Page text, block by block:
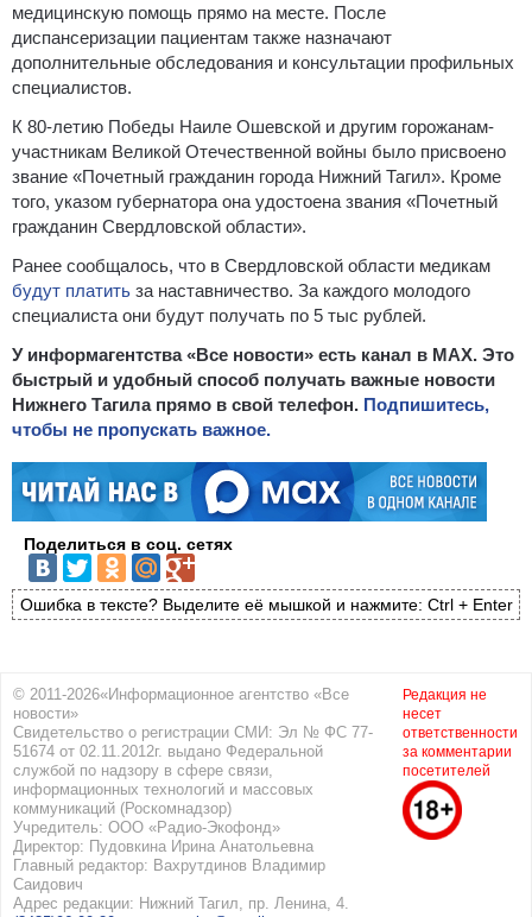
медицинскую помощь прямо на месте. После
диспансеризации пациентам также назначают
дополнительные обследования и консультации профильных
специалистов.
К 80-летию Победы Наиле Ошевской и другим горожанам-
участникам Великой Отечественной войны было присвоено
звание «Почетный гражданин города Нижний Тагил». Кроме
того, указом губернатора она удостоена звания «Почетный
гражданин Свердловской области».
Ранее сообщалось, что в Свердловской области медикам
будут платить за наставничество. За каждого молодого
специалиста они будут получать по 5 тыс рублей.
У информагентства «Все новости» есть канал в MAX. Это
быстрый и удобный способ получать важные новости
Нижнего Тагила прямо в свой телефон. Подпишитесь,
чтобы не пропускать важное.
Поделиться в соц. сетях
Ошибка в тексте? Выделите её мышкой и нажмите: Ctrl + Enter
© 2011-2026«Информационное агентство «Все
новости»
Свидетельство о регистрации СМИ: Эл № ФС 77-
51674 от 02.11.2012г. выдано Федеральной
службой по надзору в сфере связи,
информационных технологий и массовых
коммуникаций (Роскомнадзор)
Учредитель: ООО «Радио-Экофонд»
Директор: Пудовкина Ирина Анатольевна
Главный редактор: Вахрутдинов Владимир
Саидович
Адрес редакции: Нижний Тагил, пр. Ленина, 4.
Редакция не
несет
ответственности
за комментарии
посетителей